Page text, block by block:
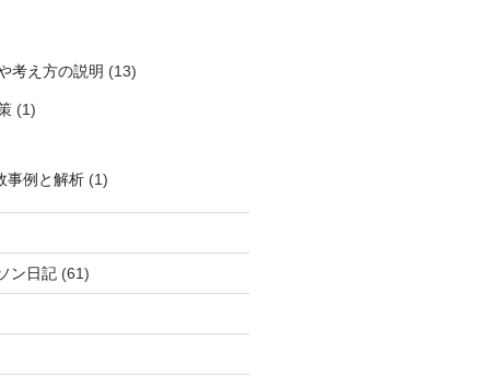
考え方の説明 (13)
(1)
事例と解析(1)
ン日記(61)